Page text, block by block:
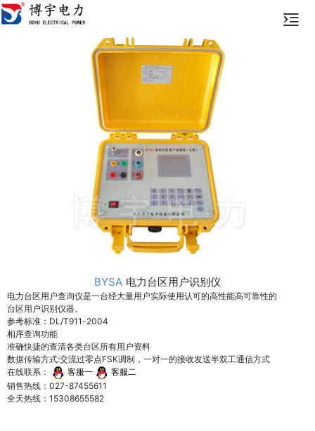
BYSA 电力台区用户识别仪
电力台区用户查询仪是一台经大量用户实际使用认可的高性能高可靠性的
台区用户识别仪器。
参考标准：DL/T911-2004
相序查询功能
准确快捷的查清各类台区所有用户资料
数据传输方式:交流过零点FSK调制，一对一的接收发送半双工通信方式
在线联系：
客服一
客服二
销售热线：027-87455611
全天热线：15308655582